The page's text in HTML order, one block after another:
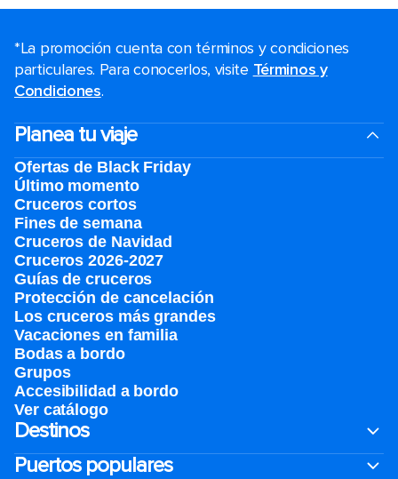
*La promoción cuenta con términos y condiciones
particulares. Para conocerlos, visite Términos y
Condiciones.
Planea tu viaje
Ofertas de Black Friday
Último momento
Cruceros cortos
Fines de semana
Cruceros de Navidad
Cruceros 2026-2027
Guías de cruceros
Protección de cancelación
Los cruceros más grandes
Vacaciones en familia
Bodas a bordo
Grupos
Accesibilidad a bordo
Ver catálogo
Destinos
Puertos populares